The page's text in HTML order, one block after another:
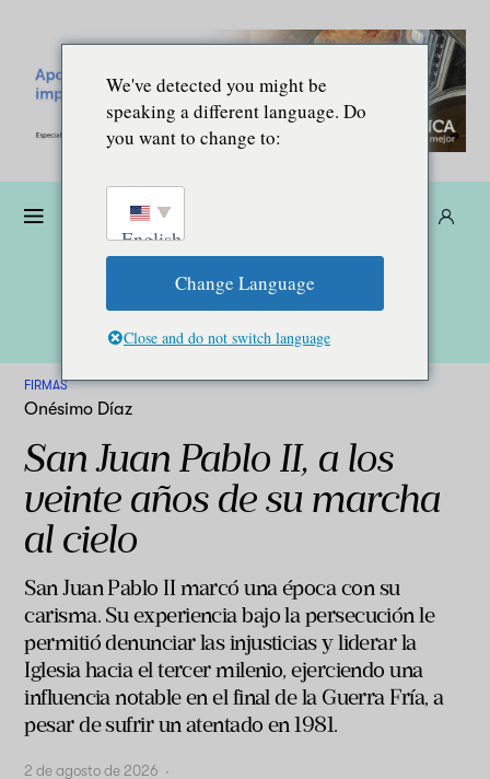
FIRMAS
Onésimo Díaz
San Juan Pablo II, a los
veinte años de su marcha
al cielo
San Juan Pablo II marcó una época con su
carisma. Su experiencia bajo la persecución le
permitió denunciar las injusticias y liderar la
Iglesia hacia el tercer milenio, ejerciendo una
influencia notable en el final de la Guerra Fría, a
pesar de sufrir un atentado en 1981.
2 de agosto de 2026 ·
We've detected you might be
speaking a different language. Do
you want to change to:
English
Change Language
Close and do not switch language